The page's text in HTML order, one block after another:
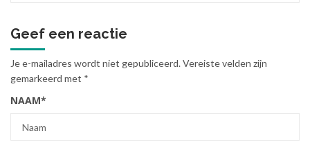
Geef een reactie
Je e-mailadres wordt niet gepubliceerd.Vereiste velden zijn
gemarkeerd met *
NAAM*